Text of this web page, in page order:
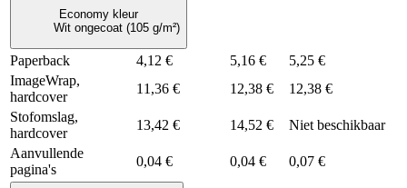
Economy kleur
Wit ongecoat (105 g/m²)
Paperback 4,12 € 5,16 €
5,25 €
ImageWrap,
hardcover
11,36 € 12,38 €
12,38 €
Stofomslag,
hardcover
13,42 € 14,52 €
Niet beschikbaar
Aanvullende
pagina's
0,04 € 0,04 € 0,07 €